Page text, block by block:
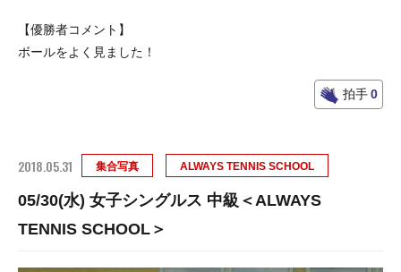
【優勝者コメント】
ボールをよく見ました！
拍手0
2018.05.31 集合写真 ALWAYS TENNIS SCHOOL
05/30(水) 女子シングルス 中級＜ALWAYS
TENNIS SCHOOL＞